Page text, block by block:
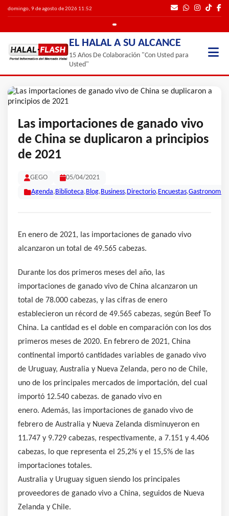
domingo, 9 de agosto de 2026 11:52
EL HALAL A SU ALCANCE
15 Años De Colaboración "Con Usted para
Usted"
Las importaciones de ganado vivo
de China se duplicaron a principios
de 2021
GEGO 05/04/2021
Agenda, Biblioteca, Blog, Business, Directorio, Encuestas,Gastronomía
En enero de 2021, las importaciones de ganado vivo
alcanzaron un total de 49.565 cabezas.
Durante los dos primeros meses del año, las
importaciones de ganado vivo de China alcanzaron un
total de 78.000 cabezas, y las cifras de enero
establecieron un récord de 49.565 cabezas, según Beef To
China. La cantidad es el doble en comparación con los dos
primeros meses de 2020. En febrero de 2021, China
continental importó cantidades variables de ganado vivo
de Uruguay, Australia y Nueva Zelanda, pero no de Chile,
uno de los principales mercados de importación, del cual
importó 12.540 cabezas. de ganado vivo en
enero. Además, las importaciones de ganado vivo de
febrero de Australia y Nueva Zelanda disminuyeron en
11.747 y 9.729 cabezas, respectivamente, a 7.151 y 4.406
cabezas, lo que representa el 25,2% y el 15,5% de las
importaciones totales.
Australia y Uruguay siguen siendo los principales
proveedores de ganado vivo a China, seguidos de Nueva
Zelanda y Chile.